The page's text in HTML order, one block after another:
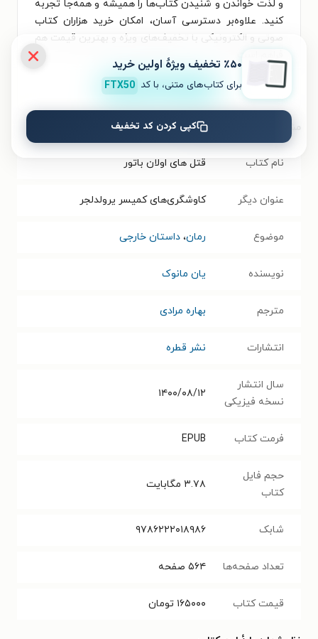
و لذت خواندن و شنیدن کتاب‌ها را همیشه و همه‌جا تجربه
کنید. علاوه‌بر دسترسی آسان، امکان خرید هزاران کتاب
صوتی و الکترونیکی با تخفیف‌های ویژه و بهترین قیمت هم
نصب
مشخصات کتاب الکترونیکی
نام کتاب قتل های اولان باتور
عنوان دیگر کاوشگری‌های کمیسر یرولدلجر
موضوع رمان، داستان خارجی
نویسنده یان مانوک
مترجم بهاره مرادی
انتشارات نشر قطره
سال انتشار
نسخه فیزیکی
۱۴۰۰/۰۸/۱۲
فرمت کتاب EPUB
حجم فایل
کتاب
۳.۷۸ مگابایت
شابک ۹۷۸۶۲۲۲۰۱۸۹۸۶
تعداد صفحه‌ها ۵۶۴ صفحه
قیمت کتاب ۱۶۵۰۰۰ تومان
٪۵۰ تخفیف ویژۀ اولین خرید
برای کتاب‌های متنی، با کد FTX50
کپی کردن کد تخفیف